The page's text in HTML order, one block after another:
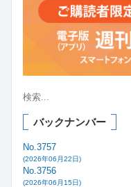
バックナンバー
No.3757
(2026年06月22日)
No.3756
(2026年06月15日)